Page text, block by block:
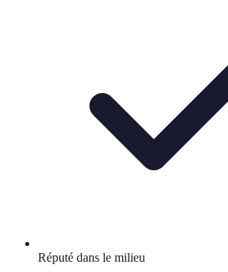
Réputé dans le milieu